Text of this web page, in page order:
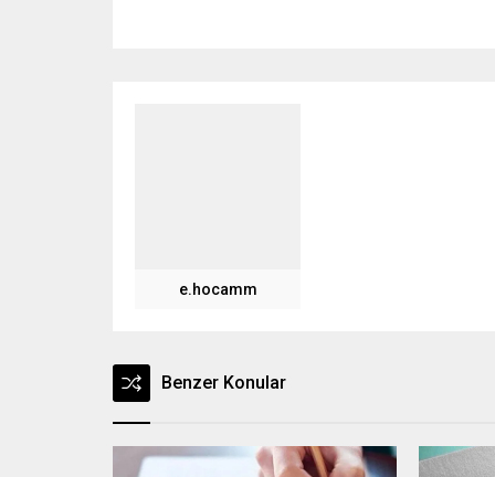
e.hocamm
Benzer Konular